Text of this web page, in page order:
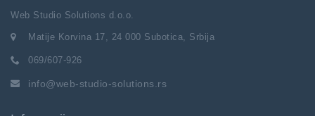
Web Studio Solutions d.o.o.
Matije Korvina 17, 24 000 Subotica, Srbija
069/607-926
info@web-studio-solutions.rs